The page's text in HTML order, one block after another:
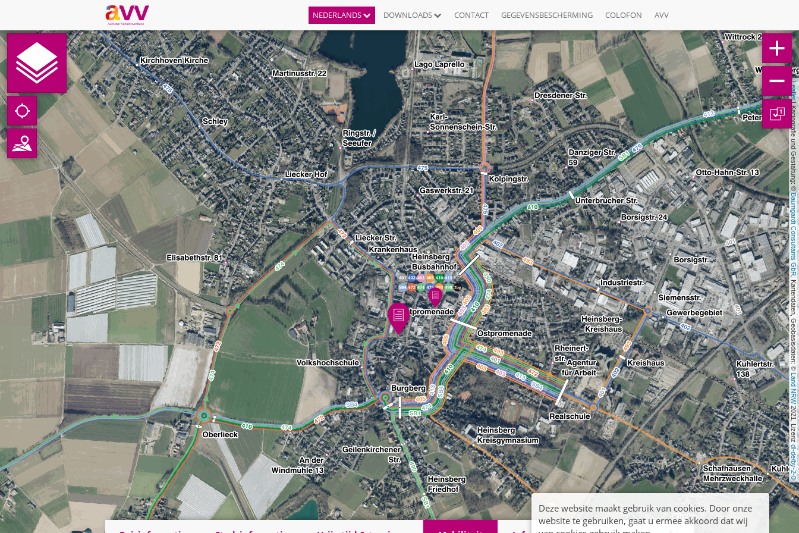
NEDERLANDS DOWNLOADS CONTACT GEGEVENSBESCHERMING COLOFON AVV
Leaflet
| Kartografie und Gestaltung: ©
Baumgardt Consultants GbR
, Kartendaten, Geobasisdaten: ©
Land NRW
2021, Lizenz
dl-de/by-2-0
1
Deze website maakt gebruik van cookies. Door onze
website te gebruiken, gaat u ermee akkoord dat wij